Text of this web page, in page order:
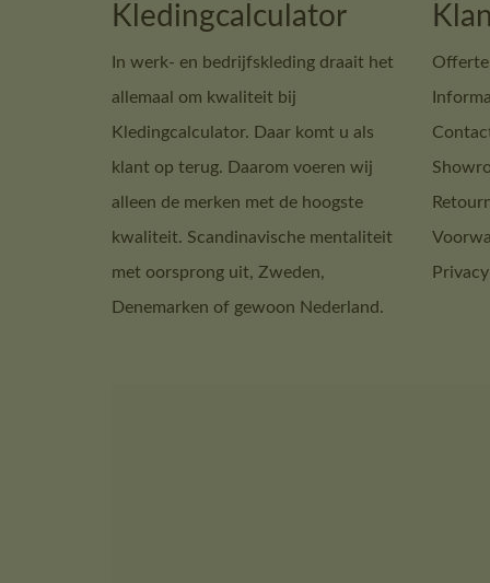
Kledingcalculator
In werk- en bedrijfskleding draait het
allemaal om kwaliteit bij
Kledingcalculator. Daar komt u als
klant op terug. Daarom voeren wij
alleen de merken met de hoogste
kwaliteit. Scandinavische mentaliteit
met oorsprong uit, Zweden,
Denemarken of gewoon Nederland.
Offerte
Privacy